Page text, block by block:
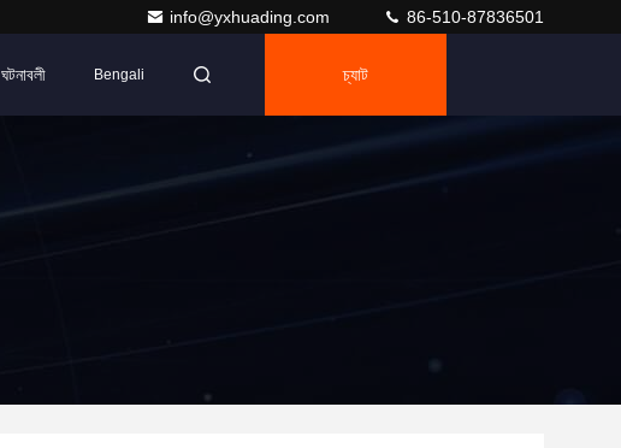
info@yxhuading.com 86-510-87836501
ঘটনাবলী Bengali চ্যাট